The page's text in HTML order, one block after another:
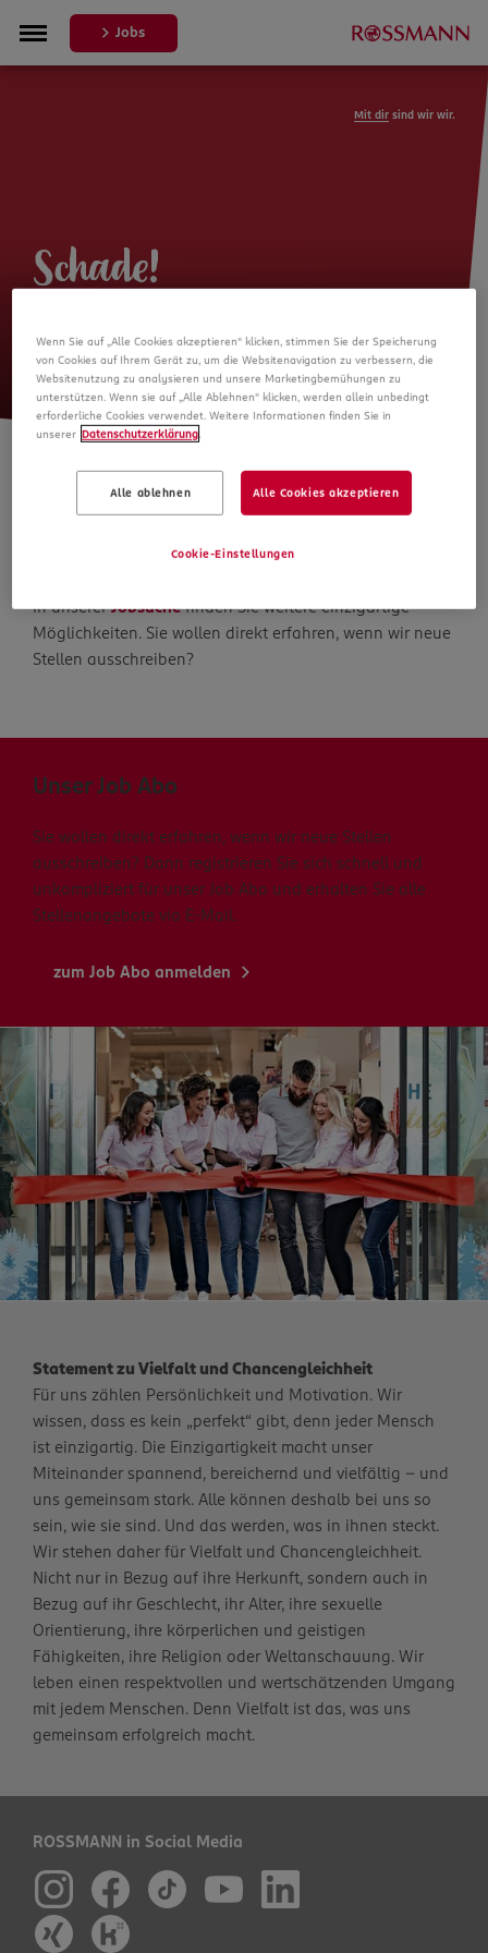
Jobs
Mit dir sind wir wir.
Schade!
mehr verfügbar
Die Suche geht weiter
In unsererJobsuchefinden Sie weitere einzigartige
Möglichkeiten. Sie wollen direkt erfahren, wenn wir neue
Stellen ausschreiben?
Unser Job Abo
Sie wollen direkt erfahren, wenn wir neue Stellen
ausschreiben? Dann registrieren Sie sich schnell und
unkompliziert für unser Job Abo und erhalten Sie alle
Stellenangebote via E-Mail.
zum Job Abo anmelden
Statement zu Vielfalt und Chancengleichheit
Für uns zählen Persönlichkeit und Motivation. Wir
wissen, dass es kein „perfekt“ gibt, denn jeder Mensch
ist einzigartig. Die Einzigartigkeit macht unser
Miteinander spannend, bereichernd und vielfältig – und
uns gemeinsam stark. Alle können deshalb bei uns so
sein, wie sie sind. Und das werden, was in ihnen steckt.
Wir stehen daher für Vielfalt und Chancengleichheit.
Nicht nur in Bezug auf ihre Herkunft, sondern auch in
Bezug auf ihr Geschlecht, ihr Alter, ihre sexuelle
Orientierung, ihre körperlichen und geistigen
Fähigkeiten, ihre Religion oder Weltanschauung. Wir
leben einen respektvollen und wertschätzenden Umgang
mit jedem Menschen. Denn Vielfalt ist das, was uns
gemeinsam erfolgreich macht.
ROSSMANN in Social Media
Wenn Sie auf „Alle Cookies akzeptieren“ klicken, stimmen Sie der Speicherung
von Cookies auf Ihrem Gerät zu, um die Websitenavigation zu verbessern, die
Websitenutzung zu analysieren und unsere Marketingbemühungen zu
unterstützen. Wenn sie auf „Alle Ablehnen“ klicken, werden allein unbedingt
erforderliche Cookies verwendet. Weitere Informationen finden Sie in
unserer Datenschutzerklärung
Alle ablehnen Alle Cookies akzeptieren
Cookie-Einstellungen